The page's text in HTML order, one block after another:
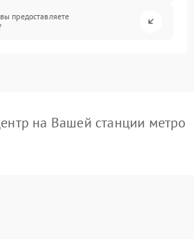
предоставляете
на Вашей станции метро